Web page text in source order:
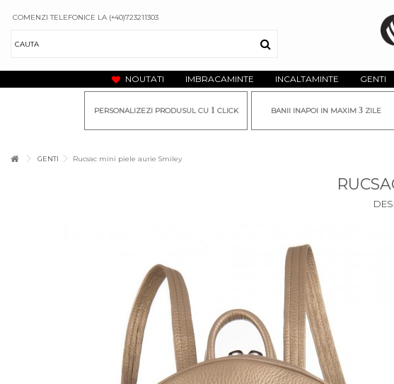
COMENZI TELEFONICE LA (+40)723211303
NOUTATI IMBRACAMINTE INCALTAMINTE GENTI
PERSONALIZEZI PRODUSUL CU 1CLICK BANII INAPOI IN MAXIM 3 ZILE
GENTI Rucsac mini piele aurie Smiley